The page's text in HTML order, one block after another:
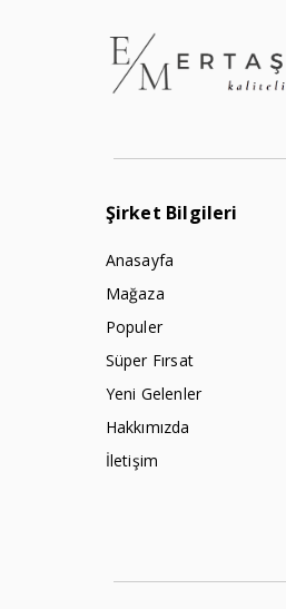
Şirket Bilgileri
Anasayfa
Mağaza
Populer
Süper Fırsat
Yeni Gelenler
Hakkımızda
İletişim